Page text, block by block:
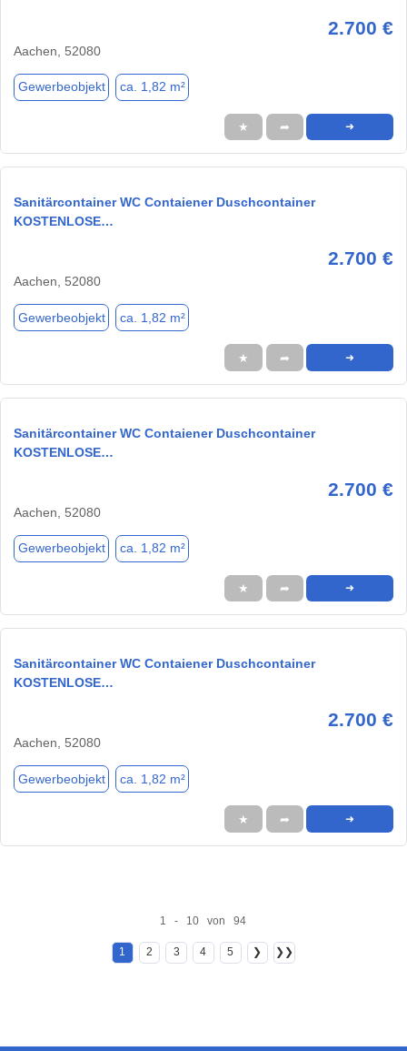
2.700 €
Aachen, 52080
Gewerbeobjekt ca. 1,82 m²
★ ➦ ➜
Sanitärcontainer WC Contaiener Duschcontainer
KOSTENLOSE…
2.700 €
Aachen, 52080
Gewerbeobjekt ca. 1,82 m²
★ ➦ ➜
Sanitärcontainer WC Contaiener Duschcontainer
KOSTENLOSE…
2.700 €
Aachen, 52080
Gewerbeobjekt ca. 1,82 m²
★ ➦ ➜
Sanitärcontainer WC Contaiener Duschcontainer
KOSTENLOSE…
2.700 €
Aachen, 52080
Gewerbeobjekt ca. 1,82 m²
★ ➦ ➜
1 - 10 von 94
1 2 3 4 5 ❯ ❯❯